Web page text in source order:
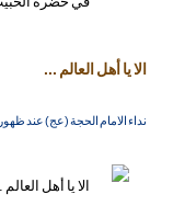
الا يا أهل العالم ...
نداء الامام الحجة (عج) عند ظهوره